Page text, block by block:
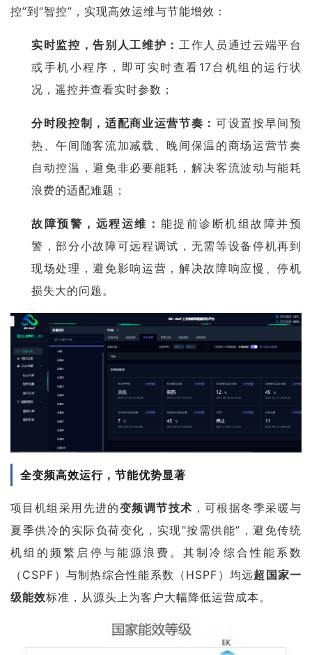
控”到“智控”，实现高效运维与节能增效：
实时监控，告别人工维护： 工作人员通过云端平台
或手机小程序，即可实时查看17台机组的运行状
况，遥控并查看实时参数；
分时段控制，适配商业运营节奏： 可设置按早间预
热、午间随客流加减载、晚间保温的商场运营节奏
自动控温，避免非必要能耗，解决客流波动与能耗
浪费的适配难题；
故障预警，远程运维： 能提前诊断机组故障并预
警，部分小故障可远程调试，无需等设备停机再到
现场处理，避免影响运营，解决故障响应慢、停机
损失大的问题。
全变频高效运行，节能优势显著
项目机组采用先进的变频调节技术 ，可根据冬季采暖与
夏季供冷的实际负荷变化，实现“按需供能”，避免传统
机组的频繁启停与能源浪费。其制冷综合性能系数
（CSPF）与制热综合性能系数（HSPF）均远超国家一
级能效标准，从源头上为客户大幅降低运营成本。